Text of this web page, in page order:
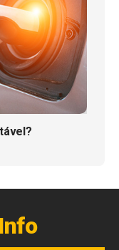
Info